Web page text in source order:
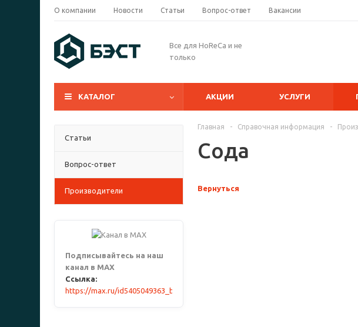
О компании Новости Статьи Вопрос-ответ Вакансии
Все для HoReCa и не
только
КАТАЛОГ АКЦИИ УСЛУГИ
Статьи
Вопрос-ответ
Производители
Подписывайтесь на наш
канал в MAX
Ссылка:
https://max.ru/id5405049363_biz
Главная - Справочная информация -
Сода
Вернуться